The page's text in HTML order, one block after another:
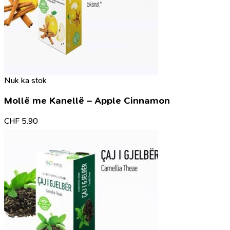
Nuk ka stok
Mollë me Kanellë – Apple Cinnamon
CHF 5.90